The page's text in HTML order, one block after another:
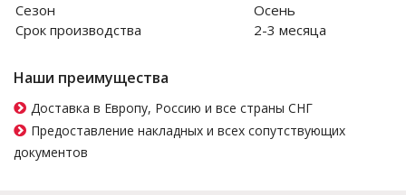
Сезон
Осень
Срок производства
2-3 месяца
Наши преимущества
Доставка в Европу, Россию и все страны СНГ
Предоставление накладных и всех сопутствующих
документов